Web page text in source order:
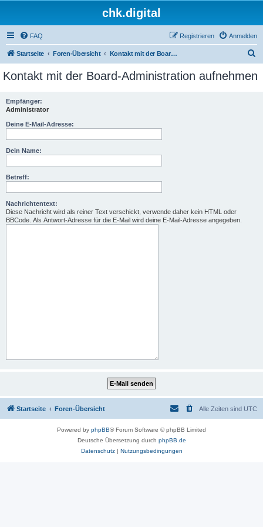
chk.digital
FAQ Anmelden
Registrieren
Startseite Foren-Übersicht Kontakt mit der Board-Administration aufnehmen
c
Kontakt mit der Board-Administration aufnehmen
Empfänger:
Administrator
Deine E-Mail-Adresse:
Dein Name:
Betreff:
Nachrichtentext:
Diese Nachricht wird als reiner Text verschickt, verwende daher kein HTML oder
BBCode. Als Antwort-Adresse für die E-Mail wird deine E-Mail-Adresse angegeben.
Startseite Foren-Übersicht Alle Zeiten sind UTC
Powered by phpBB® Forum Software © phpBB Limited
Deutsche Übersetzung durch phpBB.de
Datenschutz| Nutzungsbedingungen